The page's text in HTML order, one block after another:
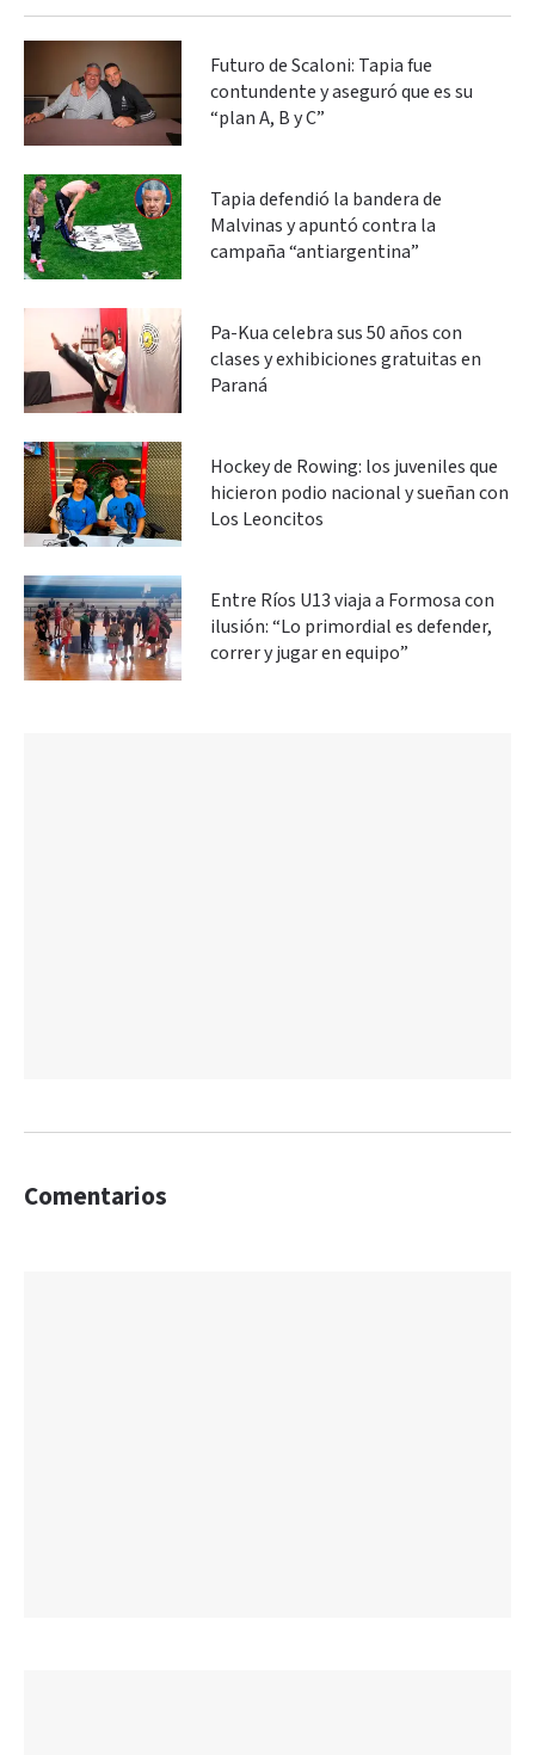
Futuro de Scaloni: Tapia fue
contundente y aseguró que es su
“plan A, B y C”
Tapia defendió la bandera de
Malvinas y apuntó contra la
campaña “antiargentina”
Pa-Kua celebra sus 50 años con
clases y exhibiciones gratuitas en
Paraná
Hockey de Rowing: los juveniles que
hicieron podio nacional y sueñan con
Los Leoncitos
Entre Ríos U13 viaja a Formosa con
ilusión: “Lo primordial es defender,
correr y jugar en equipo”
Comentarios